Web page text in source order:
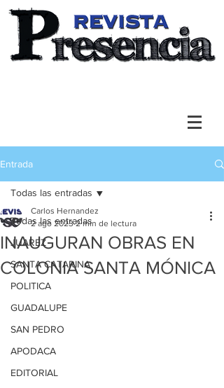
Entrada
Todas las entradas
JUAREZ
SANTA CATARINA
POLITICA
GUADALUPE
SAN PEDRO
APODACA
EDITORIAL
Todas las entradas
INAUGURAN OBRAS EN
COLONIA SANTA MÓNICA
Carlos Hernandez
2 ago 2023 2 min de lectura